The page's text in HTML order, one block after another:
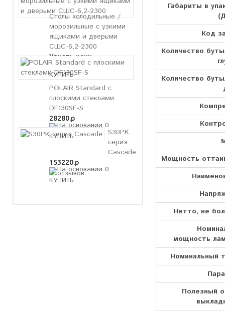
Столы холодильные /
морозильные с узкими
ящиками и дверьми
СШС-6,2-2300
Узнать цену
POLAIR Standard с
плоскими стеклами
DF130SF-S
28280.р
S30PK
серия
Cascade
153220.р
Габариты в
Код
Количество
Количество
Мощность
Нетто, не
мощность
Номинальный
Полезный